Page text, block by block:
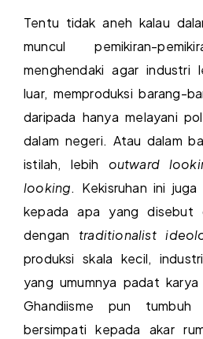
Tentu tidak aneh kalau
muncul pemikiran-
menghendaki agar industri
luar, memproduksi barang-
daripada hanya melayani
dalam negeri. Atau dalam
istilah, lebih outward
looking. Kekisruhan ini juga
kepada apa yang disebut
dengan traditionalist
produksi skala kecil,
yang umumnya padat
Ghandiisme pun
bersimpati kepada akar